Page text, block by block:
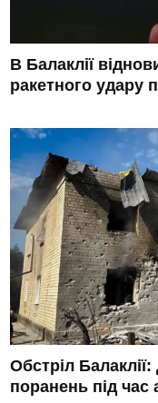
В Балаклії
ракетного удару
Обстріл
поранень під час